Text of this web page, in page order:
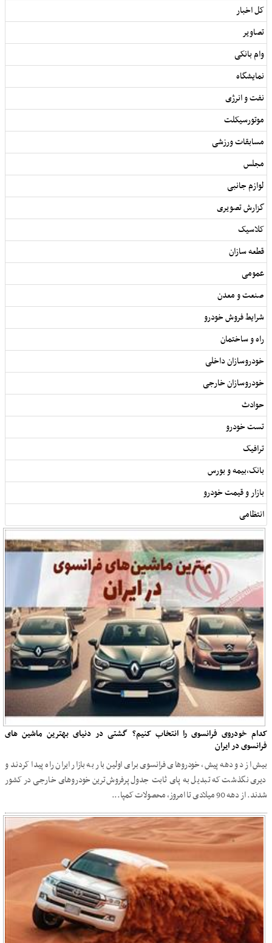
کل اخبار
تصاویر
وام بانکی
نمایشگاه
نفت و انرژی
موتورسیکلت
مسابقات ورزشی
مجلس
لوازم جانبی
گزارش تصویری
کلاسیک
قطعه سازان
عمومی
صنعت و معدن
شرایط فروش خودرو
راه و ساختمان
خودروسازان داخلی
خودروسازان خارجی
حوادث
تست خودرو
ترافیک
بانک,بیمه و بورس
بازار و قیمت خودرو
انتظامی
کدام خودروی فرانسوی را انتخاب کنیم؟ گشتی در دنیای بهترین ماشین های
فرانسوی در ایران
بیش از دو دهه پیش، خودروهای فرانسوی برای اولین بار به بازار ایران راه پیدا کردند و
دیری نگذشت که تبدیل به پای ثابت جدول پرفروش‌ترین خودروهای خارجی در کشور
شدند. از دهه 90 میلادی تا امروز، محصولات کمپا...